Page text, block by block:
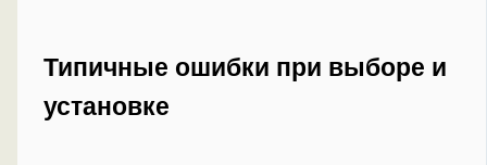
Типичные ошибки при выборе и
установке